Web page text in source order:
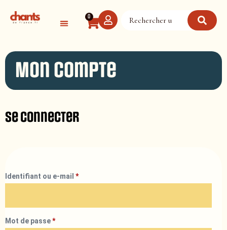
0
Mon compte
Se connecter
Identifiant ou e-mail *
Mot de passe*